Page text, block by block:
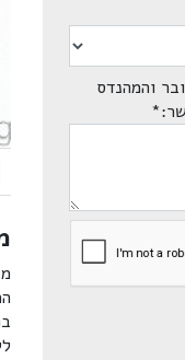
והמהנדס
*